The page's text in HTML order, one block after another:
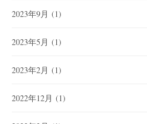
2023年9月 (1)
2023年5月 (1)
2023年2月 (1)
2022年12月 (1)